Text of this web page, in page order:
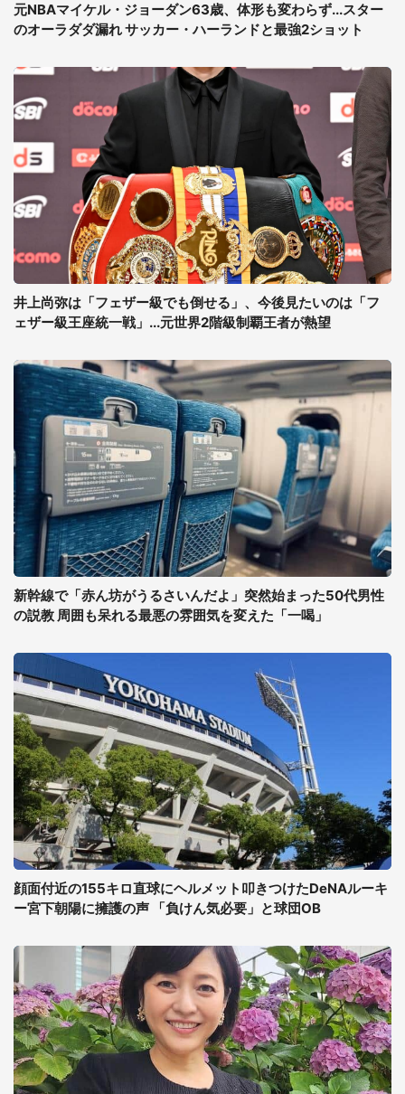
元NBAマイケル・ジョーダン63歳、体形も変わらず...スター
のオーラダダ漏れ サッカー・ハーランドと最強2ショット
井上尚弥は「フェザー級でも倒せる」、今後見たいのは「フ
ェザー級王座統一戦」...元世界2階級制覇王者が熱望
新幹線で「赤ん坊がうるさいんだよ」突然始まった50代男性
の説教 周囲も呆れる最悪の雰囲気を変えた「一喝」
顔面付近の155キロ直球にヘルメット叩きつけたDeNAルーキ
ー宮下朝陽に擁護の声 「負けん気必要」と球団OB